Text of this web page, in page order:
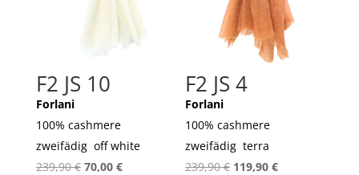
F2 JS 10
Forlani
100% cashmere
zweifädig off white
239,90€ Ursprünglicher
70,00 €Aktueller
F2 JS 4
Forlani
100% cashmere
zweifädig terra
239,90€ Ursprünglicher
119,90€Aktueller